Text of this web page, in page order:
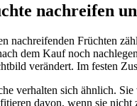
nachreifen
nachreifenden Früchten
dem Kauf noch
verändert. Im festen
verhalten sich ähnlich.
davon, wenn sie nicht